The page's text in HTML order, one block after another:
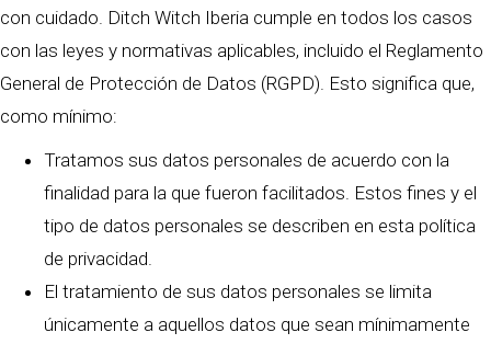
con cuidado. Ditch Witch Iberia cumple en todos los casos
con las leyes y normativas aplicables, incluido el Reglamento
General de Protección de Datos (RGPD). Esto significa que,
como mínimo:
Tratamos sus datos personales de acuerdo con la
finalidad para la que fueron facilitados. Estos fines y el
tipo de datos personales se describen en esta política
de privacidad.
El tratamiento de sus datos personales se limita
únicamente a aquellos datos que sean mínimamente